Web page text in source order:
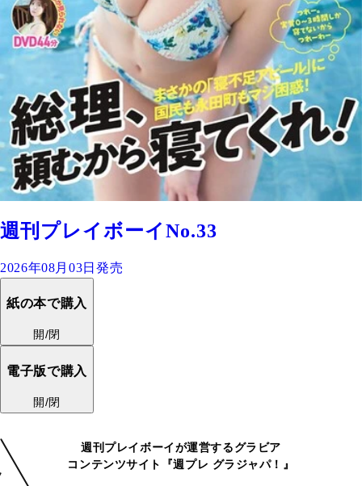
週刊プレイボーイNo.33
2026年08月03日発売
紙の本で購入
開/閉
電子版で購入
開/閉
週刊プレイボーイが運営するグラビア
コンテンツサイト『週プレ グラジャパ！』